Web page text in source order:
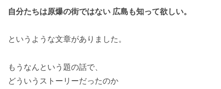
自分たちは原爆の街ではない 広島も知って欲しい。
というような文章がありました。
もうなんという題の話で、
どういうストーリーだったのか